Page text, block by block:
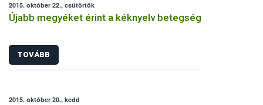
2015. október 22., csütörtök
Újabb megyéket érint a kéknyelv betegség
TOVÁBB
2015. október 20., kedd